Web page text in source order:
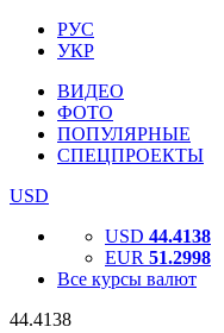
РУС
УКР
ВИДЕО
ФОТО
ПОПУЛЯРНЫЕ
СПЕЦПРОЕКТЫ
USD
USD 44.4138
EUR 51.2998
Все курсы валют
44.4138